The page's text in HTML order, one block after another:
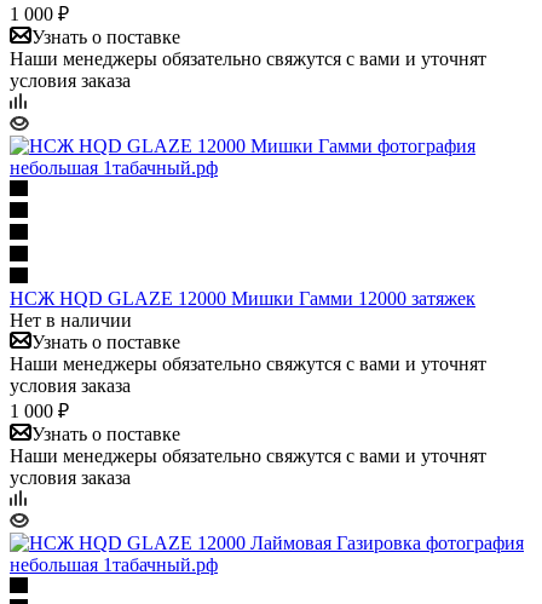
1 000 ₽
Узнать о поставке
Наши менеджеры обязательно свяжутся с вами и уточнят
условия заказа
НСЖ HQD GLAZE 12000 Мишки Гамми 12000 затяжек
Нет в наличии
Узнать о поставке
Наши менеджеры обязательно свяжутся с вами и уточнят
условия заказа
1 000 ₽
Узнать о поставке
Наши менеджеры обязательно свяжутся с вами и уточнят
условия заказа